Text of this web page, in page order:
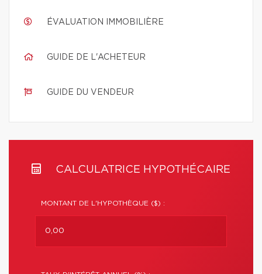
ÉVALUATION IMMOBILIÈRE
GUIDE DE L'ACHETEUR
GUIDE DU VENDEUR
CALCULATRICE HYPOTHÉCAIRE
MONTANT DE L'HYPOTHÈQUE ($) :